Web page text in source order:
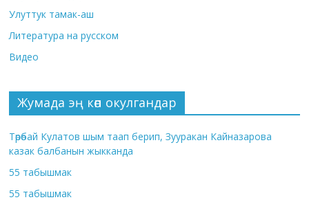
Улуттук тамак-аш
Литература на русском
Видео
Жумада эң көп окулгандар
Төрөбай Кулатов шым таап берип, Зууракан Кайназарова
казак балбанын жыкканда
55 табышмак
55 табышмак